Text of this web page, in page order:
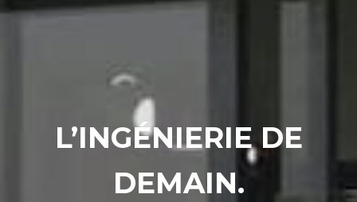
L’INGÉNIERIE DE
DEMAIN.